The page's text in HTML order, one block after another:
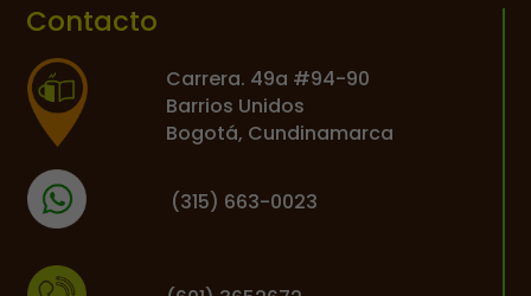
Contacto
Carrera. 49a #94-90
Barrios Unidos
Bogotá, Cundinamarca
(315) 663-0023